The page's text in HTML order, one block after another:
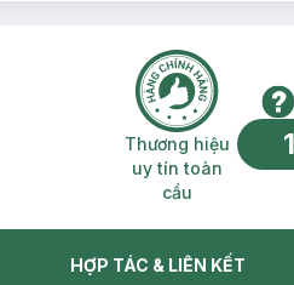
trả miễn phí Thương
Thương hiệu
uy tín toàn
cầu
HỢP TÁC & LIÊN KẾT